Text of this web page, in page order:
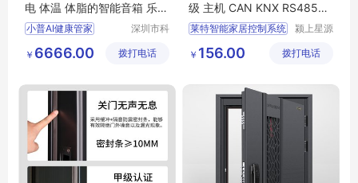
电 体温 体脂的智能音箱 乐普
Lepad
小普AI健康管家
小普小普
语音交互
深圳市科
有限公司
￥ 6666.00 拨打电话
级 主机 CAN KNX RS485总
线 LORA方案
莱特智能家居控制系统
颍上星源
有限公司
￥ 156.00 拨打电话